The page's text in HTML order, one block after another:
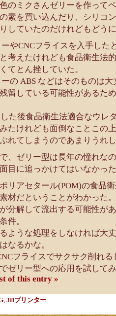
のミクさんゼリーを作って
素を買い込んだり、シリコ
していたのだけれどもどう
やCNCフライスを入手した
考えたけれども食品衛生法
てとん挫していた。
の ABS などはそのものは
留している可能性があるた
た後食品衛生法適合なウレ
たけれども面倒なことこの
れてしまうのであまりうれ
、ゼリー型は長年の憧れな
目に追っかけてはいなかっ
リアセタール(POM)の食品
材だということがわかった
分解して流出する可能性が
件。
ような処理をしなければ大
なるかな。
フライスでサクサク削れ
ゼリー型への応用を試して
of this entry »
, 3Dプリンター